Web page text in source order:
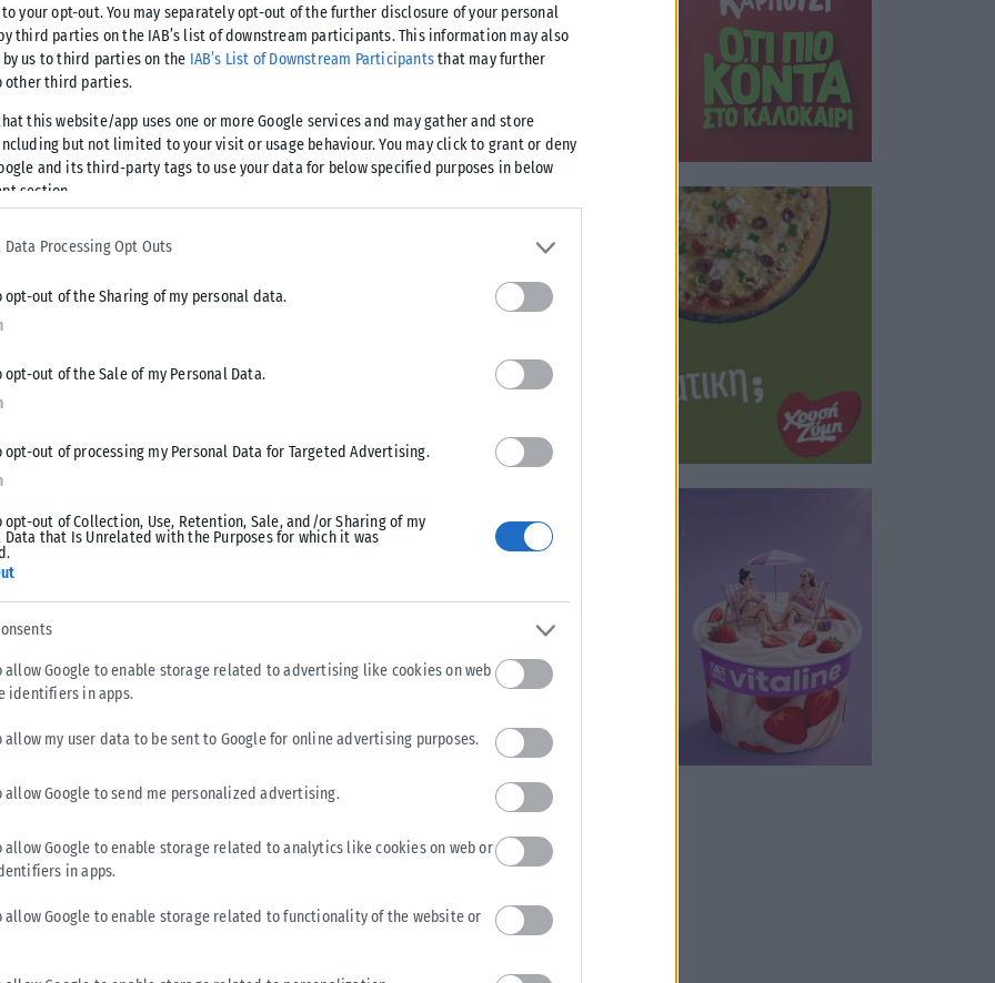
your opt-out. You may separately opt-out of the further disclosure of your personal
third parties on the IAB’s list of downstream participants. This information may also
by us to third parties on the IAB’s List of Downstream Participantsthat may further
other third parties.
this website/app uses one or more Google services and may gather and store
but not limited to your visit or usage behaviour. You may click to grant or deny
and its third-party tags to use your data for below specified purposes in below
section.
Data Processing Opt Outs
opt-out of the Sharing of my personal data.
opt-out of the Sale of my Personal Data.
opt-out of processing my Personal Data for Targeted Advertising.
opt-out of Collection, Use, Retention, Sale, and/or Sharing of my
Data that Is Unrelated with the Purposes for which it was
allow Google to enable storage related to advertising like cookies on web
identifiers in apps.
allow my user data to be sent to Google for online advertising purposes.
allow Google to send me personalized advertising.
allow Google to enable storage related to analytics like cookies on web or
in apps.
allow Google to enable storage related to functionality of the website or
τα κράτη μέλη της μπορούν να ενισχύσουν την
καθώς και ο ρόλος που μπορεί να διαδραματίσει η
Ένωσης και ισχυρής ευρωπαϊκής αντίδρασης
βήματα για την ΕΕ, ώστε να διασφαλίσει ότι τα
και μπορούν να αντιμετωπίζουν τις αλλεπάλληλες
διαχείριση των πολλαπλών κρίσεων που έχει
κρίση μέχρι την πανδημία COVID-19.
Ευρωπαϊκών Αμυντικών Αναλύσεων του Τμήματος
«Δημοσιονομική Διακυβέρνηση της Ευρωπαϊκής Ένωσης
ίδιου Τμήματος.
ΠΟΛΙΤΙΚΉ
Τσουκαλάς: Έκθεση-κόλαφος του ΟΟΣΑ διαλύει το
success story της κυβέρνησης
Κριτική στην κυβέρνηση για την οικονομική της πολιτική